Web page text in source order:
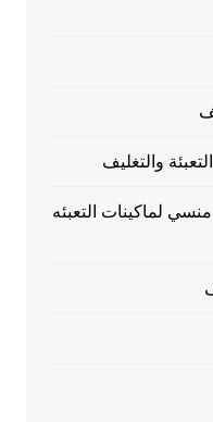
والتغليف
لماكينات التعبئه